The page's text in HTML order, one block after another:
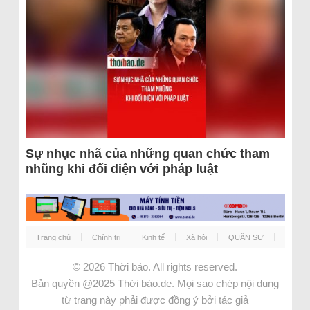
Sự nhục nhã của những quan chức tham
nhũng khi đối diện với pháp luật
Trang chủ Chính trị Kinh tế Xã hội QUÂN SỰ
© 2026 Thời báo. All rights reserved.
Bản quyền @2025 Thời báo.de. Mọi sao chép nội dung
từ trang này phải được đồng ý bởi tác giả